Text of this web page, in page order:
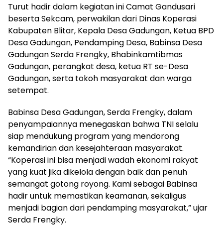
Turut hadir dalam kegiatan ini Camat Gandusari
beserta Sekcam, perwakilan dari Dinas Koperasi
Kabupaten Blitar, Kepala Desa Gadungan, Ketua BPD
Desa Gadungan, Pendamping Desa, Babinsa Desa
Gadungan Serda Frengky, Bhabinkamtibmas
Gadungan, perangkat desa, ketua RT se-Desa
Gadungan, serta tokoh masyarakat dan warga
setempat.
Babinsa Desa Gadungan, Serda Frengky, dalam
penyampaiannya menegaskan bahwa TNI selalu
siap mendukung program yang mendorong
kemandirian dan kesejahteraan masyarakat.
“Koperasi ini bisa menjadi wadah ekonomi rakyat
yang kuat jika dikelola dengan baik dan penuh
semangat gotong royong. Kami sebagai Babinsa
hadir untuk memastikan keamanan, sekaligus
menjadi bagian dari pendamping masyarakat,” ujar
Serda Frengky.